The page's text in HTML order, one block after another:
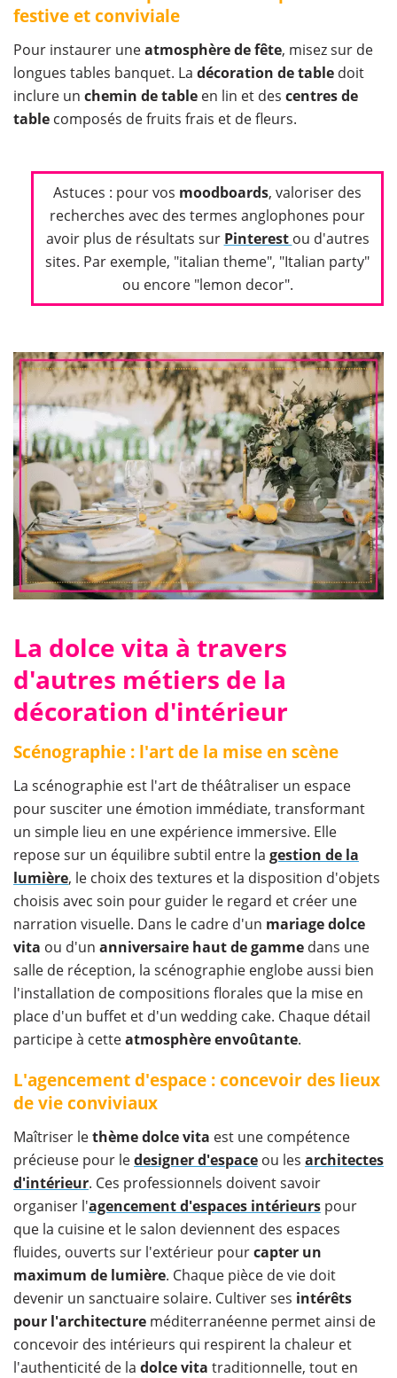
festive et conviviale
Pour instaurer uneatmosphère de fête, misez sur de
longues tables banquet. La décoration de table doit
inclure un chemin de table en lin et des centres de
table composés de fruits frais et de fleurs.
Astuces : pour vos moodboards, valoriser des
recherches avec des termes anglophones pour
avoir plus de résultats sur Pinterest ou d'autres
sites. Par exemple, "italian theme", "Italian party"
ou encore "lemon decor".
​La dolce vita à travers
d'autres métiers de la
décoration d'intérieur
Scénographie : l'art de la mise en scène
La scénographie est l'art de théâtraliser un espace
pour susciter une émotion immédiate, transformant
un simple lieu en une expérience immersive. Elle
repose sur un équilibre subtil entre la gestion de la
lumière, le choix des textures et la disposition d'objets
choisis avec soin pour guider le regard et créer une
narration visuelle. Dans le cadre d'un mariage dolce
vita ou d'un anniversaire haut de gamme dans une
salle de réception, la scénographie englobe aussi bien
l'installation de compositions florales que la mise en
place d'un buffet et d'un wedding cake. Chaque détail
participe à cetteatmosphèreenvoûtante.
L'agencement d'espace : concevoir des lieux
de vie conviviaux
Maîtriser lethème dolce vita est une compétence
précieuse pour ledesigner d'espace ou les architectes
d'intérieur. Ces professionnels doivent savoir
organiser l'agencement d'espaces intérieurs pour
que la cuisine et le salon deviennent des espaces
fluides, ouverts sur l'extérieur pourcapter un
maximum de lumière. Chaque pièce de vie doit
devenir un sanctuaire solaire. Cultiver ses intérêts
pour l'architecture méditerranéenne permet ainsi de
concevoir des intérieurs qui respirent la chaleur et
l'authenticité de la dolce vita traditionnelle, tout en